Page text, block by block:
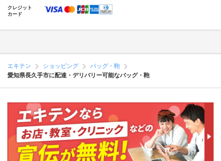
クレジット
カード
エキテン ショッピング
バッグ・鞄
愛知県長久手市に配達・デリバリー可能なバッグ・鞄